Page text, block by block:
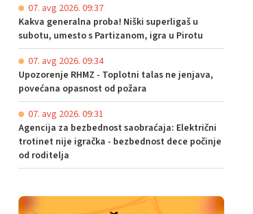
07. avg 2026. 09:37
Kakva generalna proba! Niški superligaš u
subotu, umesto s Partizanom, igra u Pirotu
07. avg 2026. 09:34
Upozorenje RHMZ - Toplotni talas ne jenjava,
povećana opasnost od požara
07. avg 2026. 09:31
Agencija za bezbednost saobraćaja: Električni
trotinet nije igračka - bezbednost dece počinje
od roditelja